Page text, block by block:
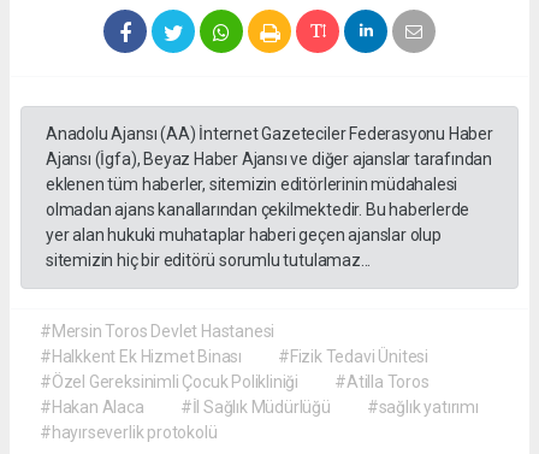
Anadolu Ajansı (AA) İnternet Gazeteciler Federasyonu Haber
Ajansı (İgfa), Beyaz Haber Ajansı ve diğer ajanslar tarafından
eklenen tüm haberler, sitemizin editörlerinin müdahalesi
olmadan ajans kanallarından çekilmektedir. Bu haberlerde
yer alan hukuki muhataplar haberi geçen ajanslar olup
sitemizin hiç bir editörü sorumlu tutulamaz...
#Mersin Toros Devlet Hastanesi
#Halkkent Ek Hizmet Binası
#Fizik Tedavi Ünitesi
#Özel Gereksinimli Çocuk Polikliniği
#Atilla Toros
#Hakan Alaca
#İl Sağlık Müdürlüğü
#sağlık yatırımı
#hayırseverlik protokolü